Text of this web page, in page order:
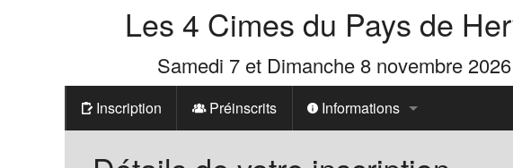
Les 4 Cimes du Pays de
Samedi 7 et Dimanche 8 novembre 2026
Inscription Préinscrits Informations